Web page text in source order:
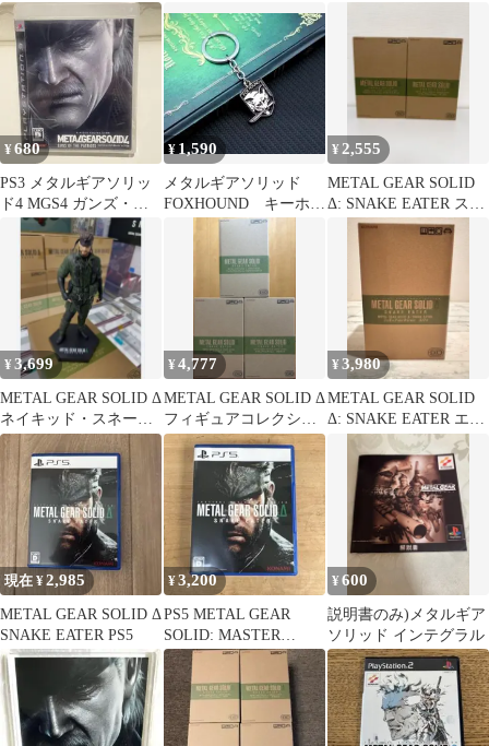
ザ・ボス
¥680
PS3 メタルギアソリッ
ド4 MGS4 ガンズ・オ
ブ・ザ・パトリオット
¥ 1,590
メタルギアソリッド
FOXHOUND キーホル
¥ 2,555
METAL GEAR SOLID
Δ: SNAKE EATER スネ
ーク ボス
¥3,699
METAL GEAR SOLID Δ
ネイキッド・スネーク
フィギュア
¥4,777
METAL GEAR SOLID Δ
フィギュアコレクショ
ン 3種セット
¥3,980
METAL GEAR SOLID
Δ: SNAKE EATER エヴ
現在 ¥2,985
METAL GEAR SOLID Δ
SNAKE EATER PS5
¥3,200
PS5 METAL GEAR
SOLID: MASTER
COLLECTION…
¥600
説明書のみ)メタルギア
ソリッド インテグラル